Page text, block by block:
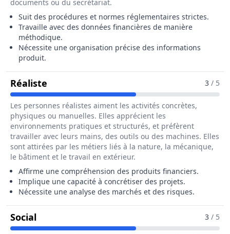
documents ou du secrétariat.
Suit des procédures et normes réglementaires strictes.
Travaille avec des données financières de manière
méthodique.
Nécessite une organisation précise des informations
produit.
Réaliste Pour Le Métier De Gestionnaire De
3 / 5
Les personnes réalistes aiment les activités concrètes,
physiques ou manuelles. Elles apprécient les
environnements pratiques et structurés, et préfèrent
travailler avec leurs mains, des outils ou des machines. Elles
sont attirées par les métiers liés à la nature, la mécanique,
le bâtiment et le travail en extérieur.
Affirme une compréhension des produits financiers.
Implique une capacité à concrétiser des projets.
Nécessite une analyse des marchés et des risques.
SocialPour Le Métier De Gestionnaire De 3 / 5